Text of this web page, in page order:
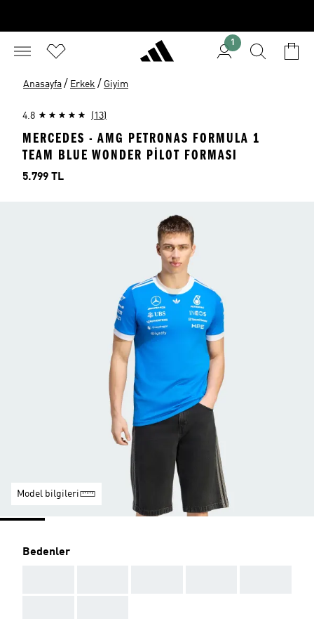
1
Anasayfa / Erkek / Giyim
4.8 (13)
MERCEDES - AMG PETRONAS FORMULA 1
TEAM BLUE WONDER PİLOT FORMASI
Fiyat
5.799 TL
Model bilgileri
Bedenler